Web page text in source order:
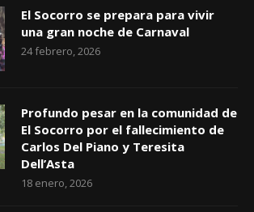
El Socorro se prepara para vivir
una gran noche de Carnaval
24 febrero, 2026
Profundo pesar en la comunidad de
El Socorro por el fallecimiento de
Carlos Del Piano y Teresita
Dell’Asta
18 enero, 2026